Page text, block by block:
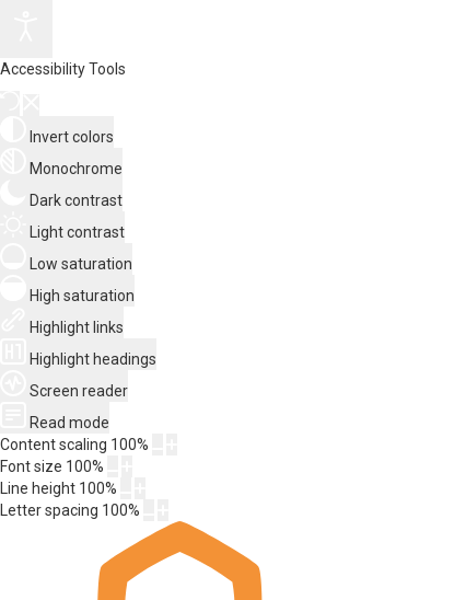
Accessibility Tools
Invert colors
Monochrome
Dark contrast
Light contrast
Low saturation
High saturation
Highlight links
Highlight headings
Screen reader
Read mode
Content scaling 100%
Font size 100%
Line height 100%
Letter spacing 100%